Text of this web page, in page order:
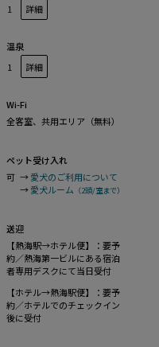
1
詳細
温泉
1
詳細
Wi-Fi
全客室、共用エリア（無料）
ペット受け入れ
可 →愛犬のご利用について
→愛犬ルーム （2頭/室まで）
送迎
【熱海駅→ホテル便】：要予
約／熱海第⼀ビルにある宿泊
者専用デスクにて当日受付
【ホテル→熱海駅便】：要予
約／ホテルでのチェックイン
後に受付